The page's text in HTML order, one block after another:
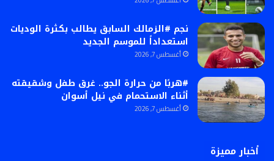
نجم #الزمالك السابق يطالب بكثرة الوديات
استعداداً للموسم الجديد
أغسطس 7, 2026
#هربًا من حرارة الجو.. غرق طفل وشقيقته
أثناء الاستحمام في نيل أسوان
أغسطس 7, 2026
أخبار مميزة